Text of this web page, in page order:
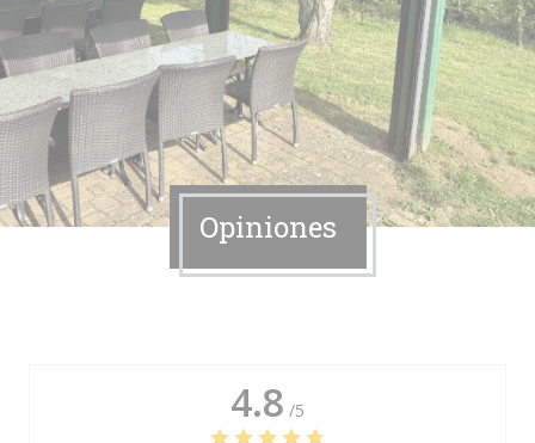
Opiniones
4.8 /5